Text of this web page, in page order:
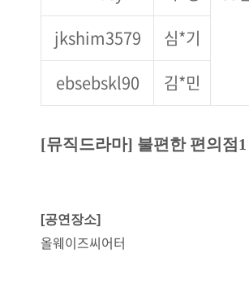
jkshim3579
심*기
ebsebskl90
김*민
[뮤직드라마] 불편한 편의점1
[공연장소]
올웨이즈씨어터